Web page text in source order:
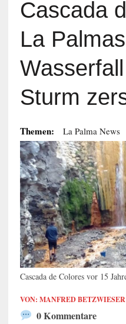
Cascada
La
Sturm
Themen: La Palma News
Cascada de Colores vor 15
VON: MANFRED BETZWIESER
0 Kommentare